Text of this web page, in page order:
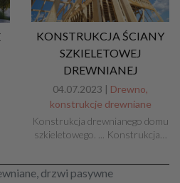
KONSTRUKCJA ŚCIANY
SZKIELETOWEJ
DREWNIANEJ
04.07.2023 | Drewno,
konstrukcje drewniane
Konstrukcja drewnianego domu
szkieletowego. ... Konstrukcja…
drzwi pasywne